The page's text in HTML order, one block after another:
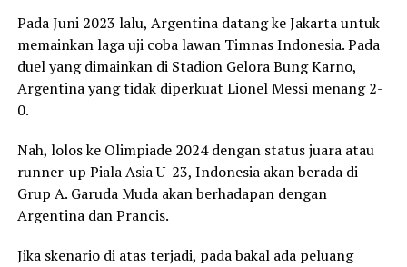
Pada Juni 2023 lalu, Argentina datang ke Jakarta untuk
memainkan laga uji coba lawan Timnas Indonesia. Pada
duel yang dimainkan di Stadion Gelora Bung Karno,
Argentina yang tidak diperkuat Lionel Messi menang 2-
0.
Nah, lolos ke Olimpiade 2024 dengan status juara atau
runner-up Piala Asia U-23, Indonesia akan berada di
Grup A. Garuda Muda akan berhadapan dengan
Argentina dan Prancis.
Jika skenario di atas terjadi, pada bakal ada peluang